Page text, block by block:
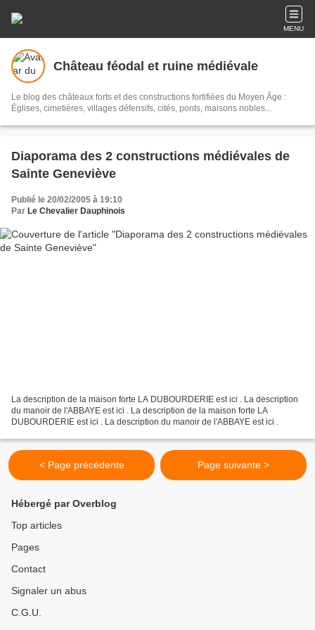
MENU
Château féodal et ruine médiévale
Le blog des châteaux forts et des constructions fortifiées du Moyen Âge :
Églises, cimetières, villages défensifs, cités, ponts, maisons nobles...
Diaporama des 2 constructions médiévales de
Sainte Geneviève
Publié le 20/02/2005 à 19:10
Par Le Chevalier Dauphinois
La description de la maison forte LA DUBOURDERIE est ici . La description
du manoir de l'ABBAYE est ici . La description de la maison forte LA
DUBOURDERIE est ici . La description du manoir de l'ABBAYE est ici .
< Page précédente Page suivante >
Hébergé par Overblog
Top articles
Pages
Contact
Signaler un abus
C.G.U.